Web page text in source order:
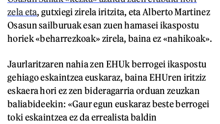
zela eta, gutxiegi zirela iritzita, eta Alberto Martinez
Osasun sailburuak esan zuen hamasei ikaspostu
horiek «beharrezkoak» zirela, baina ez «nahikoak».
Jaurlaritzaren nahia zen EHUk berrogei ikaspostu
gehiago eskaintzea euskaraz, baina EHUren iritziz
eskaera hori ez zen bideragarria orduan zeuzkan
baliabideekin: «Gaur egun euskaraz beste berrogei
toki eskaintzea ez da errealista baldin